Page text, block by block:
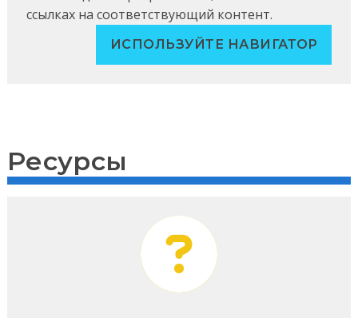
ссылках на соответствующий контент.
ИСПОЛЬЗУЙТЕ НАВИГАТОР
Ресурсы